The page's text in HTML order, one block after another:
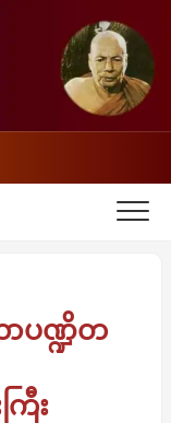
ာပဏ္ဍိတ
ြီး